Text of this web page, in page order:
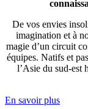
De vos envies
imagination et à
magie d’un circuit
équipes. Natifs et
l’Asie du sud-est
En savoir plus